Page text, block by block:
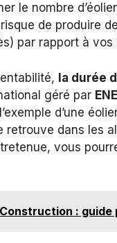
le nombre
de produire
par rapport à vos
la durée
géré par
d’une
retrouve dans les
vous
: